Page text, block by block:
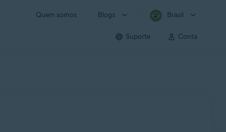
Quem somos Blogs Brasil
Suporte Conta